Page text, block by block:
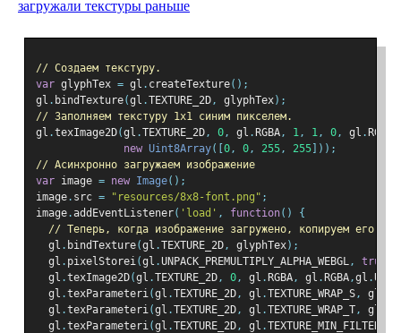
загружали текстуры раньше
// Создаем текстуру.
var glyphTex = gl . createTexture();
gl . bindTexture(gl .TEXTURE_2D, glyphTex);
// Заполняем текстуру 1x1 синим пикселем.
gl .texImage2D(gl .TEXTURE_2D, 0, gl . RGBA, 1, 1, 0, gl . RGBA
new Uint8Array([ 0, 0, 255, 255 ]));
// Асинхронно загружаем изображение
var image = new Image();
image. src = "resources/8x8-font.png" ;
image.addEventListener( 'load' , function()
{
// Теперь, когда изображение загружено, копируем его в
  gl
. bindTexture(gl .TEXTURE_2D, glyphTex);
  gl
. pixelStorei(gl .UNPACK_PREMULTIPLY_ALPHA_WEBGL, true
  gl
.texImage2D(gl .TEXTURE_2D, 0, gl . RGBA, gl . RGBA,gl .
  gl
.texParameteri(gl .TEXTURE_2D, gl .TEXTURE_WRAP_S, gl
  gl
.texParameteri(gl .TEXTURE_2D, gl .TEXTURE_WRAP_T, gl
  gl
.texParameteri(gl .TEXTURE_2D, gl .TEXTURE_MIN_FILTER